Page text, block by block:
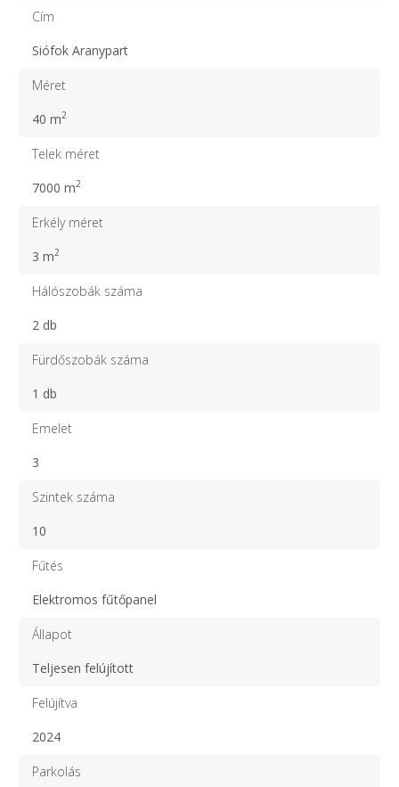
Cím
Siófok Aranypart
Méret
40 m2
Telek méret
7000 m2
Erkély méret
3 m2
Hálószobák száma
2 db
Fürdőszobák száma
1 db
Emelet
3
Szintek száma
10
Fűtés
Elektromos fűtőpanel
Állapot
Teljesen felújított
Felújítva
2024
Parkolás